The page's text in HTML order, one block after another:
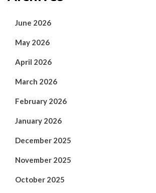
June 2026
May 2026
April 2026
March 2026
February 2026
January 2026
December 2025
November 2025
October 2025